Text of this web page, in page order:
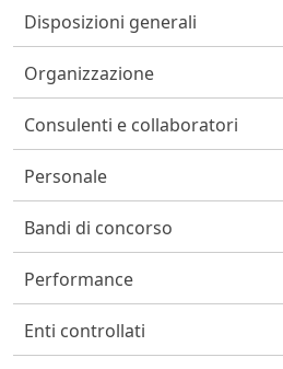
Disposizioni generali
Organizzazione
Consulenti e collaboratori
Personale
Bandi di concorso
Performance
Enti controllati